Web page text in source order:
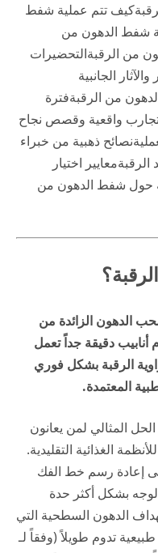
كيف تتم عملية شفط
شفط الدهون من
من الرقبةالتحضيرات
الجانبية
من الرقبةفترة
واقعية وقصص نجاح
نصائح ذهبية من خبراء
معايير اختيار
حول شفط الدهون من
الدهون الزائدة من
دقيقة جداً تعمل
الرقبة بشكل فوري
المعتمدة.
الحل المثالي لمن يعانون
الغذائية التقليدية.
إعادة رسم خط الفك
بشكل أكثر حدة
الدهون السطحية التي
تدوم طويلاً (وفقاً لـ